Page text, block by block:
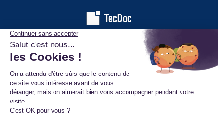
Les informations affichées sur ce site de pièces automobiles
proviennent de la base de données TecDoc. Elles sont protégées
par le droit d’auteur et ne peuvent en aucun cas être copiées,
reproduites, utilisées ou diffusées sans l’autorisation préalable de
TecAlliance. Toute utilisation non autorisée constitue une infraction
et pourra faire l’objet de poursuites.
Mentions légales